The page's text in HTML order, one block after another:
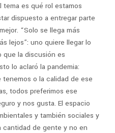
tema es qué rol estamos
dispuesto a entregar parte
“Solo se llega más
lejos”: uno quiere llegar lo
que la discusión es
lo aclaró la pandemia:
o la calidad de ese
todos preferimos ese
y nos gusta. El espacio
y también sociales y
cantidad de gente y no en